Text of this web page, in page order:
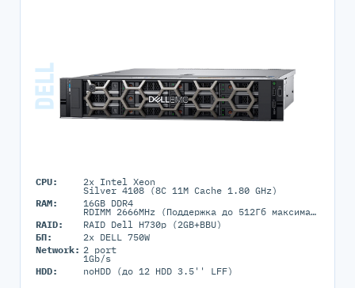
CPU: 2x Intel Xeon
Silver 4108 (8C 11M Cache 1.80 GHz)
RAM:
16GB DDR4
RDIMM 2666MHz (Поддержка до 512Гб максимально, 16 DIMM портов)
RAID:
RAID Dell H730p (2GB+BBU)
БП:
2x DELL 750W
Network: 2 port
1Gb/s
HDD:
noHDD (до 12 HDD 3.5'' LFF)